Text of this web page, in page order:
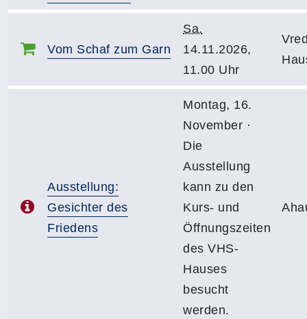
Vom Schaf zum Garn
Sa.
14.11.2026,
11.00 Uhr
Ausstellung:
Gesichter des
Friedens
Montag, 16.
November ·
Die
Ausstellung
kann zu den
Kurs- und
Öffnungszeiten
des VHS-
Hauses
besucht
werden.